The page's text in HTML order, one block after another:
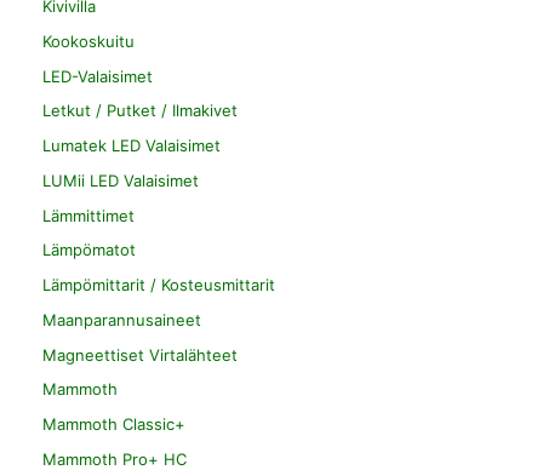
Kivivilla
Kookoskuitu
LED-Valaisimet
Letkut / Putket / Ilmakivet
Lumatek LED Valaisimet
LUMii LED Valaisimet
Lämmittimet
Lämpömatot
Lämpömittarit / Kosteusmittarit
Maanparannusaineet
Magneettiset Virtalähteet
Mammoth
Mammoth Classic+
Mammoth Pro+ HC